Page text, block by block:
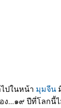
ปในหน้า มุมจีน
อง...๑๙ ปีที่โลก